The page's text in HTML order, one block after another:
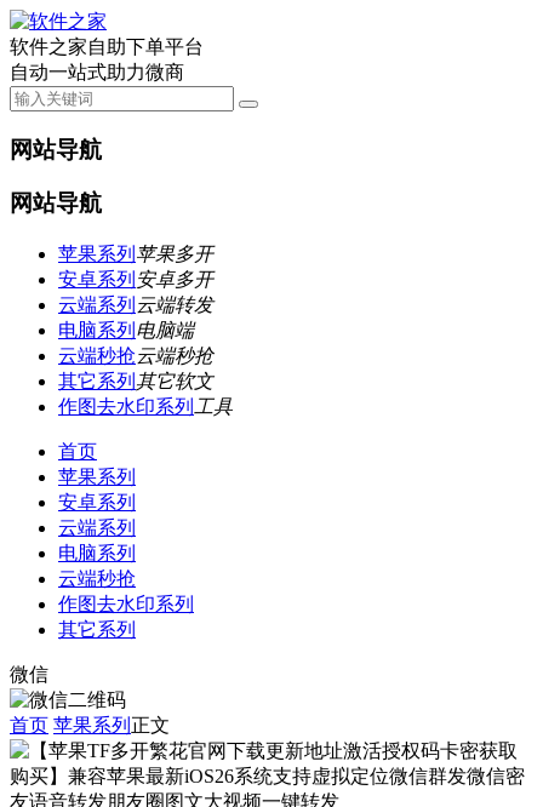
软件之家自助下单平台
自动一站式助力微商
网站导航
网站导航
苹果系列 苹果多开
安卓系列 安卓多开
云端系列 云端转发
电脑系列 电脑端
云端秒抢云端秒抢
其它系列 其它软文
作图去水印系列 工具
首页
苹果系列
安卓系列
云端系列
电脑系列
云端秒抢
作图去水印系列
其它系列
微信
首页 苹果系列 正文